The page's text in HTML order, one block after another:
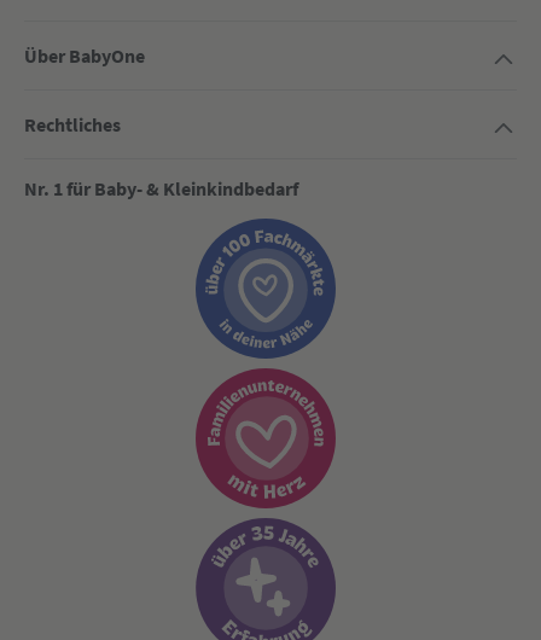
Über BabyOne
Rechtliches
Nr. 1 für Baby- & Kleinkindbedarf